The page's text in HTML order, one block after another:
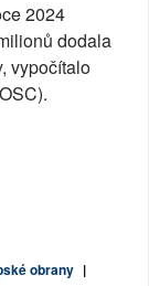
2024
dodala
vypočítalo
obrany |